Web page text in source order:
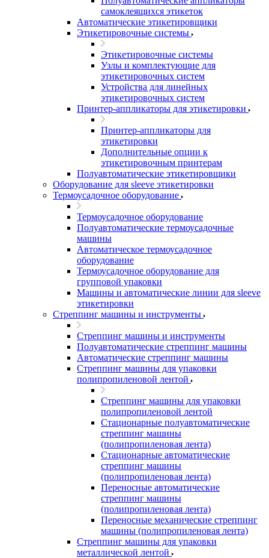
самоклеящихся этикеток
Автоматические этикетировщики
Этикетировочные системы
Этикетировочные системы
Узлы и комплектующие для
этикетировочных систем
Устройства для линейных
этикетировочных систем
Принтер-аппликаторы для этикетировки
Принтер-аппликаторы для
этикетировки
Дополнительные опции к
этикетировочным принтерам
Полуавтоматические этикетировщики
Оборудование для sleeve этикетировки
Термоусадочное оборудование
Термоусадочное оборудование
Полуавтоматические термоусадочные
машины
Автоматическое термоусадочное
оборудование
Термоусадочное оборудование для
групповой упаковки
Машины и автоматические линии для sleeve
этикетировки
Стреппинг машины и инструменты
Стреппинг машины и инструменты
Полуавтоматические стреппинг машины
Автоматические стреппинг машины
Стреппинг машины для упаковки
полипропиленовой лентой
Стреппинг машины для упаковки
полипропиленовой лентой
Стационарные полуавтоматические
стреппинг машины
(полипропиленовая лента)
Стационарные автоматические
стреппинг машины
(полипропиленовая лента)
Переносные автоматические
стреппинг машины
(полипропиленовая лента)
Переносные механические стреппинг
машины (полипропиленовая лента)
Стреппинг машины для упаковки
металлической лентой